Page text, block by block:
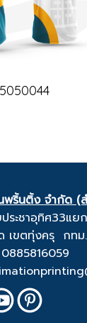
พริ้นติ้ง จำกัด (
ะชาอุทิศ33แยก
เขตทุ่งครุ กทม
0885816059